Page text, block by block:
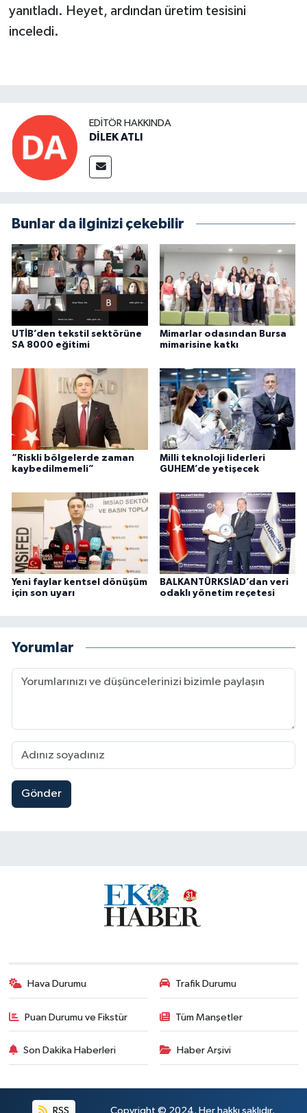
yanıtladı. Heyet, ardından üretim tesisini
inceledi.
EDITÖR HAKKINDA
DİLEK ATLI
Bunlar da ilginizi çekebilir
UTİB’den tekstil sektörüne
SA 8000 eğitimi
Mimarlar odasından Bursa
mimarisine katkı
“Riskli bölgelerde zaman
kaybedilmemeli”
Milli teknoloji liderleri
GUHEM’de yetişecek
Yeni faylar kentsel dönüşüm
için son uyarı
BALKANTÜRKSİAD’dan veri
odaklı yönetim reçetesi
Yorumlar
Gönder
Hava Durumu Trafik Durumu
Puan Durumu ve Fikstür Tüm Manşetler
Son Dakika Haberleri Haber Arşivi
RSS Copyright © 2024. Her hakkı saklıdır.